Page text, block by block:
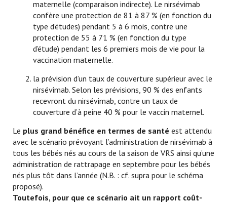
maternelle (comparaison indirecte). Le nirsévimab
confère une protection de 81 à 87 % (en fonction du
type d’études) pendant 5 à 6 mois, contre une
protection de 55 à 71 % (en fonction du type
d’étude) pendant les 6 premiers mois de vie pour la
vaccination maternelle.
la prévision d’un taux de couverture supérieur avec le
nirsévimab. Selon les prévisions, 90 % des enfants
recevront du nirsévimab, contre un taux de
couverture d’à peine 40 % pour le vaccin maternel.
Le plus grand bénéfice en termes de santé est attendu
avec le scénario prévoyant l’administration de nirsévimab à
tous les bébés nés au cours de la saison de VRS ainsi qu’une
administration de rattrapage en septembre pour les bébés
nés plus tôt dans l’année (N.B. : cf. supra pour le schéma
proposé).
Toutefois, pour que ce scénario ait un rapport coût-